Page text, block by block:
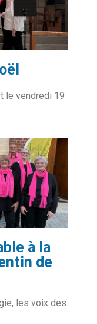
le vendredi 19
à la
de
les voix des